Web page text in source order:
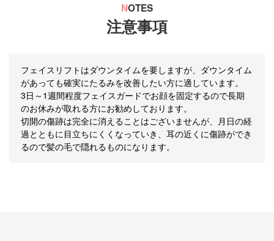
NOTES
注意事項
フェイスリフトはダウンタイムを要しますが、ダウンタイム
があっても確実にたるみを改善したい方に適しています。
3日～1週間程度フェイスガードでお顔を固定するので長期
のお休みが取れる方にお勧めしております。
切開の傷跡は完全に消えることはございませんが、月日の経
過とともに目立ちにくくなっていき、耳の近くに傷跡ができ
るので髪の毛で隠れるものになります。